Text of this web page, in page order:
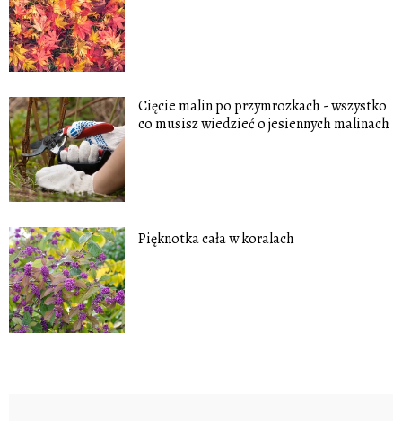
Cięcie malin po przymrozkach - wszystko
co musisz wiedzieć o jesiennych malinach
Pięknotka cała w koralach